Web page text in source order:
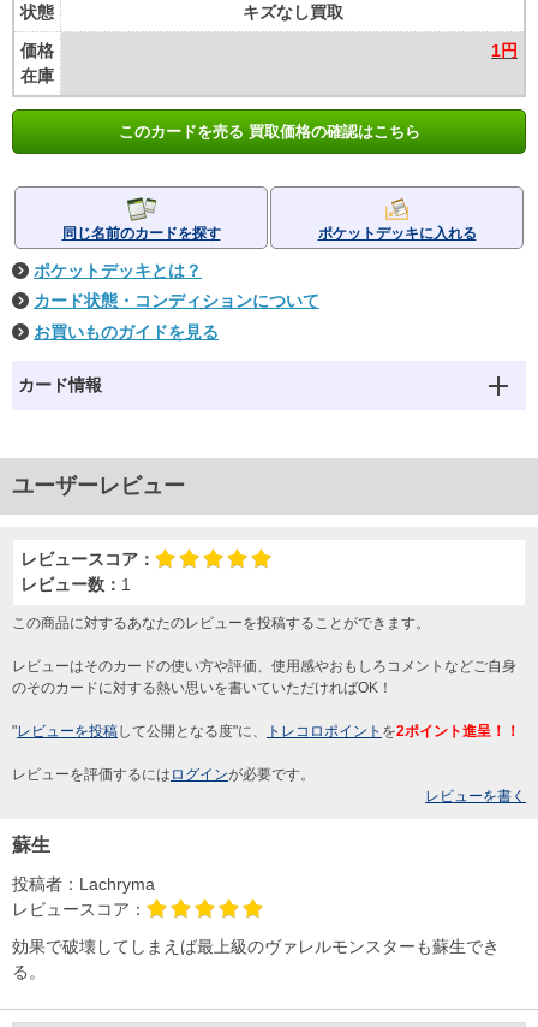
状態
価格
在庫
キズなし買取
1円
このカードを売る 買取価格の確認はこちら
同じ名前のカードを探す ポケットデッキに入れる
ポケットデッキとは？
カード状態・コンディションについて
お買いものガイドを見る
カード情報
ユーザーレビュー
レビュースコア：
レビュー数： 1
この商品に対するあなたのレビューを投稿することができます。
レビューはそのカードの使い方や評価、使用感やおもしろコメントなどご自身
のそのカードに対する熱い思いを書いていただければOK！
"レビューを投稿して公開となる度"に、 トレコロポイント を2ポイント進呈！！
レビューを評価するには ログインが必要です。
レビューを書く
蘇生
投稿者： Lachryma
レビュースコア：
効果で破壊してしまえば最上級のヴァレルモンスターも蘇生でき
る。